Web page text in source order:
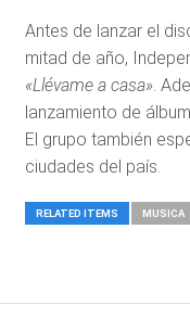
Antes de lanzar el
mitad de año,
«Llévame a casa».
lanzamiento de
El grupo también
ciudades del país.
RELATED ITEMS MUSICA